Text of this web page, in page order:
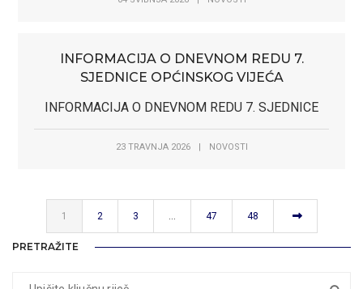
INFORMACIJA O DNEVNOM REDU 7.
SJEDNICE OPĆINSKOG VIJEĆA
INFORMACIJA O DNEVNOM REDU 7. SJEDNICE
23 TRAVNJA 2026 NOVOSTI
1 2 3 … 47 48
PRETRAŽITE